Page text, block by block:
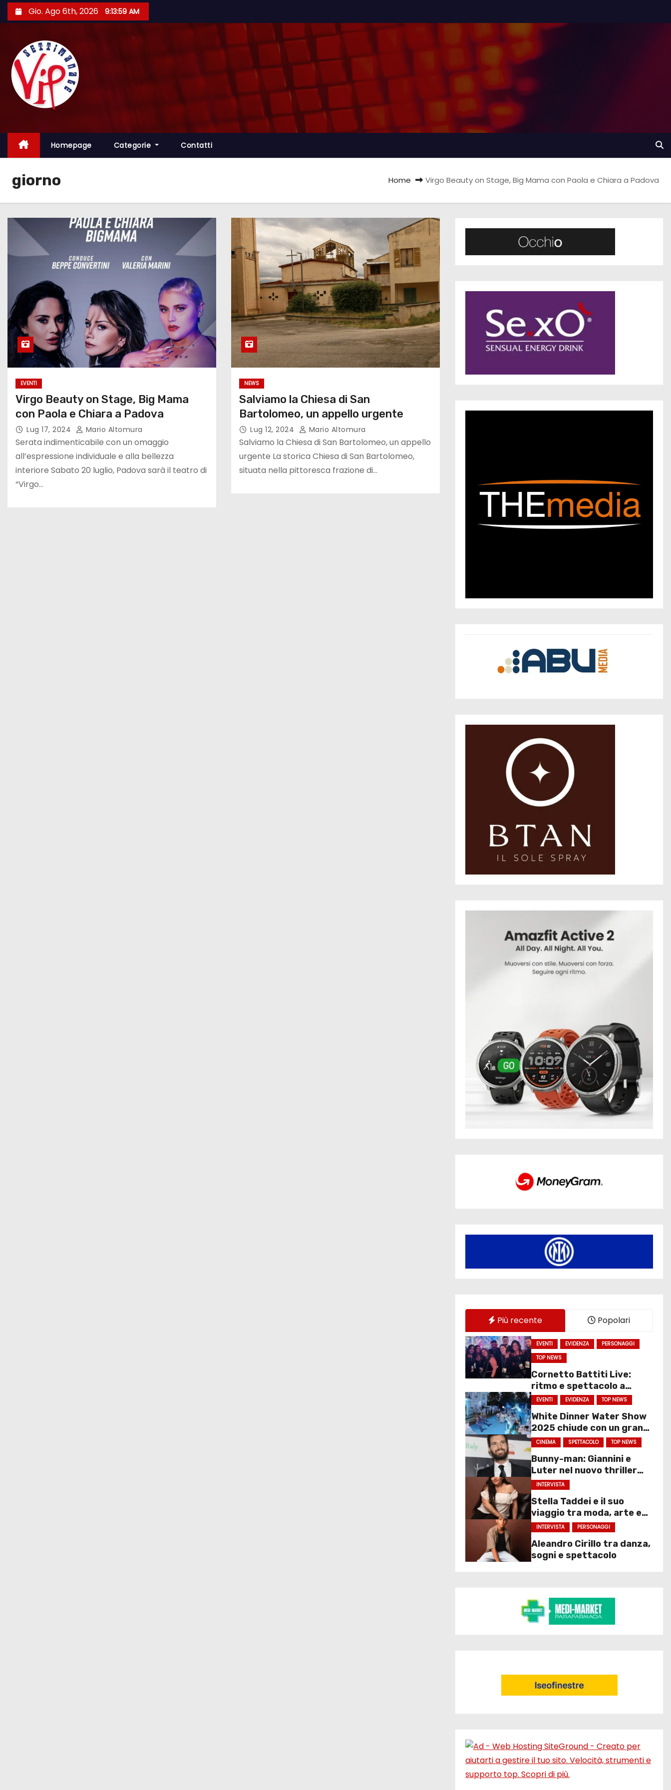
a
n
e
t
Gio. Ago 6th, 2026 9:14:00 AM
Homepage Categorie Contatti
giorno Home Virgo Beauty on Stage, Big Mama con Paola e Chiara a Padova
EVENTI
Virgo Beauty on Stage, Big Mama
con Paola e Chiara a Padova
Lug 17, 2024 Mario Altomura
Serata indimenticabile con un omaggio
all’espressione individuale e alla bellezza
interiore Sabato 20 luglio, Padova sarà il teatro di
“Virgo…
NEWS
Salviamo la Chiesa di San
Bartolomeo, un appello urgente
Lug 12, 2024 Mario Altomura
Salviamo la Chiesa di San Bartolomeo, un appello
urgente La storica Chiesa di San Bartolomeo,
situata nella pittoresca frazione di…
Più recente Popolari
EVENTI EVIDENZA
PERSONAGGI
TOP NEWS
Cornetto Battiti Live:
ritmo e spettacolo a
Molfetta
EVENTI EVIDENZA TOP NEWS
White Dinner Water Show
2025 chiude con un gran
finale
CINEMA SPETTACOLO TOP NEWS
Bunny-man: Giannini e
Luter nel nuovo thriller
sociale
INTERVISTA
Stella Taddei e il suo
viaggio tra moda, arte e
spettacolo
INTERVISTA PERSONAGGI
Aleandro Cirillo tra danza,
sogni e spettacolo